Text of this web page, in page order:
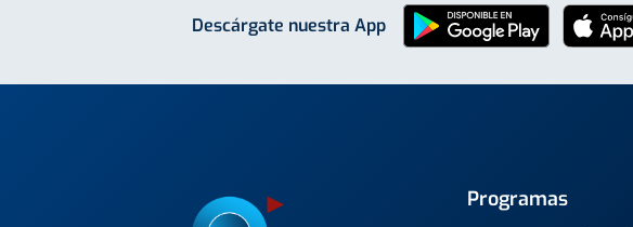
Descárgate nuestra App
Programas